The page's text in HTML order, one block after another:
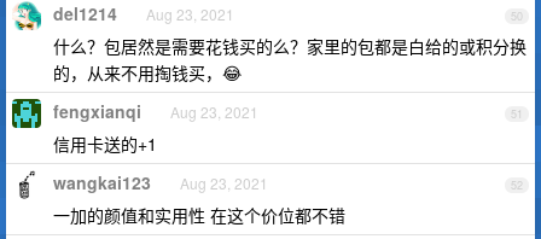
50
del1214 Aug 23, 2021
什么？包居然是需要花钱买的么？家里的包都是白给的或积分换
的，从来不用掏钱买，😂
51
fengxianqi Aug 23, 2021
信用卡送的+1
52
wangkai123 Aug 23, 2021
一加的颜值和实用性 在这个价位都不错